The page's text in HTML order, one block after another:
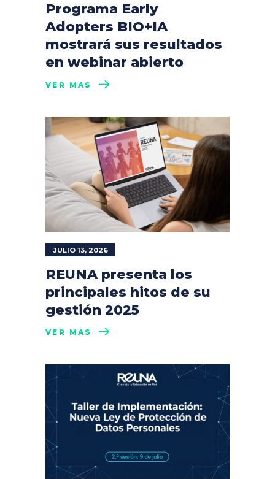
Programa Early
Adopters BIO+IA
mostrará sus resultados
en webinar abierto
VER MÁS
JULIO 13, 2026
REUNA presenta los
principales hitos de su
gestión 2025
VER MÁS